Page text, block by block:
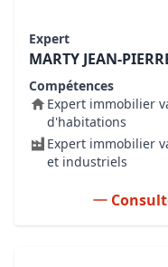
Expert
MARTY JEAN-
Compétences
Expert immobilier
d'habitations
Expert immobilier
et industriels